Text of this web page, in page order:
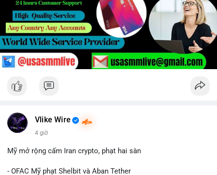
Vlike Wire
4 giờ
Mỹ mở rộng cấm Iran crypto, phạt hai sàn
- OFAC Mỹ phạt Shelbit và Aban Tether